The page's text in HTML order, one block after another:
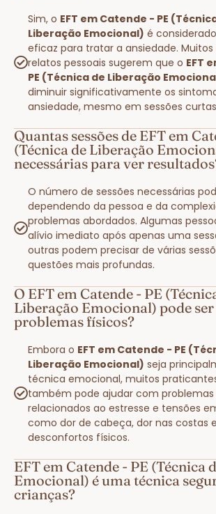
Sim, o EFT em Catende - PE
Liberação Emocional) é
eficaz para tratar a ansiedade. Muitos
relatos pessoais sugerem que o EFT
PE (Técnica de Liberação
diminuir significativamente os
ansiedade, mesmo em sessões
Quantas sessões de EFT em
(Técnica de Liberação
necessárias para ver
O número de sessões necessárias
dependendo da pessoa e da
problemas abordados. Algumas
alívio imediato após apenas uma
outras podem precisar de várias
questões mais profundas.
O EFT em Catende - PE
Liberação Emocional) pode
problemas físicos?
Embora o EFT em Catende - PE
Liberação Emocional) seja
técnica emocional, muitos
também pode ajudar com problemas
relacionados ao estresse e tensões
como dor de cabeça, dor nas costas
desconfortos físicos.
EFT em Catende - PE (Técnica
Emocional) é uma técnica
crianças?